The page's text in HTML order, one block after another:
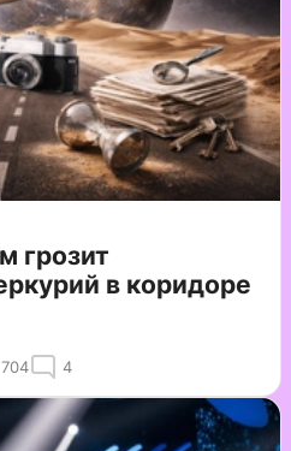
грозит
в коридоре
704 4